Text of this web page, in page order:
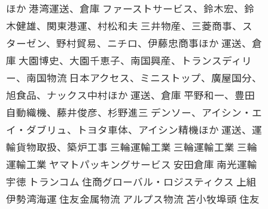
ほか 港湾運送、倉庫 ファーストサービス、鈴木宏、鈴
木健雄、関東港運、村松和夫 三井物産、三菱商事、ス
ターゼン、野村貿易、ニチロ、伊藤忠商事ほか 運送、倉
庫 大園博史、大園千恵子、南国興産、トランスディリ
ー、南国物流 日本アクセス、ミニストップ、廣屋国分、
旭食品、ナックス中村ほか 運送、倉庫 平野和一、豊田
自動織機、藤井俊彦、杉野進三 デンソー、アイシン・エ
イ・ダブリュ、トヨタ車体、アイシン精機ほか 運送、運
輸貨物取扱、築炉工事 三輪運輸工業 三輪運輸工業 三輪
運輸工業 ヤマトパッキングサービス 安田倉庫 南光運輸
宇徳 トランコム 住商グローバル・ロジスティクス 上組
伊勢湾海運 住友金属物流 アルプス物流 苫小牧埠頭 住友